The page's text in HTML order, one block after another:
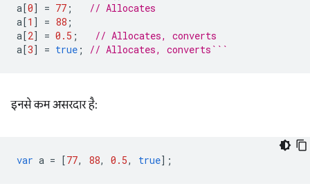
a[0] = 77 ;
// Allocates
a[1 ] = 88 ;
a[2] = 0.5 ;
// Allocates, converts
a[3] = true ; // Allocates, converts```
इनसे कम असरदार है:
var a = [77, 88, 0.5, true];